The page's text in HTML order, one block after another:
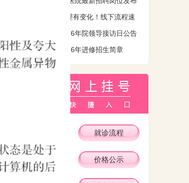
出生医学证明办理有变化！线下流程速
西安高新医院2026年院领导接访日公告
西安高新医院2026年进修招生简章
就诊流程
便民措施 价格公示